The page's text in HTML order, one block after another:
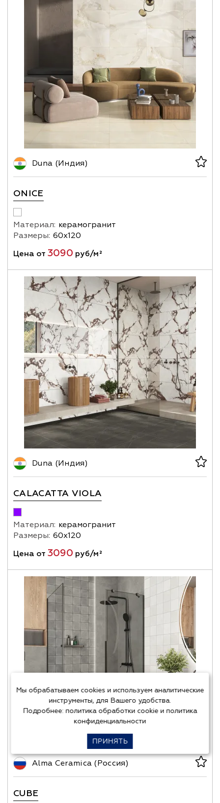
Duna (Индия)
ONICE
Материал: керамогранит
Размеры: 60х120
Цена от 3090 руб/м²
Duna (Индия)
CALACATTA VIOLA
Материал: керамогранит
Размеры: 60х120
Цена от 3090 руб/м²
Alma Ceramica (Россия)
CUBE
Мы обрабатываем cookies и используем аналитические
инструменты, для Вашего удобства.
Подробнее: политика обработки cookieи политика
конфиденциальности
ПРИНЯТЬ